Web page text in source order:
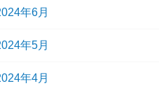
年6月
年5月
年4月